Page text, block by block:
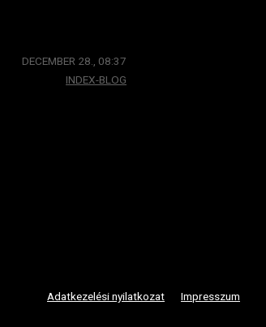
DECEMBER 28., 08:37
INDEX-BLOG
Adatkezelési nyilatkozat Impresszum